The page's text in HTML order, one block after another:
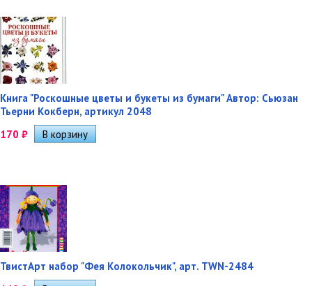
Книга "Роскошные цветы и букеты из бумаги" Автор: Сьюзан
Тьерни Кокберн, артикул 2048
170 ₽
ТвистАрт набор "Фея Колокольчик", арт. TWN-2484